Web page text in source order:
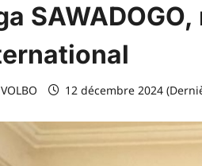
12 décembre 2024